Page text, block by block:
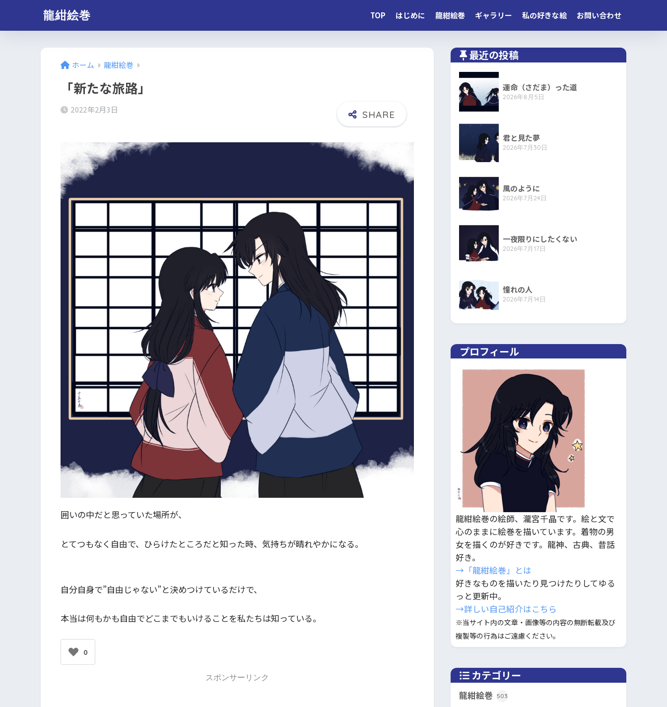
龍紺絵巻 TOP はじめに 龍紺絵巻 ギャラリー 私の好きな絵 お問い合わせ
ホーム 龍紺絵巻
「新たな旅路」
2022年2月3日
囲いの中だと思っていた場所が、
とてつもなく自由で、ひらけたところだと知った時、気持ちが晴れやかになる。
自分自身で”自由じゃない”と決めつけているだけで、
本当は何もかも自由でどこまでもいけることを私たちは知っている。
0
スポンサーリンク
最近の投稿
運命（さだま）った道
2026年8月5日
君と見た夢
2026年7月30日
風のように
2026年7月24日
一夜限りにしたくない
2026年7月17日
憧れの人
2026年7月14日
プロフィール
龍紺絵巻の絵師、瀧宮千晶です。絵と文で
心のままに絵巻を描いています。着物の男
女を描くのが好きです。龍神、古典、昔話
好き。
→「龍紺絵巻」とは
好きなものを描いたり見つけたりしてゆる
っと更新中。
→詳しい自己紹介はこちら
※当サイト内の文章・画像等の内容の無断転載及び
複製等の行為はご遠慮ください。
カテゴリー
龍紺絵巻 503